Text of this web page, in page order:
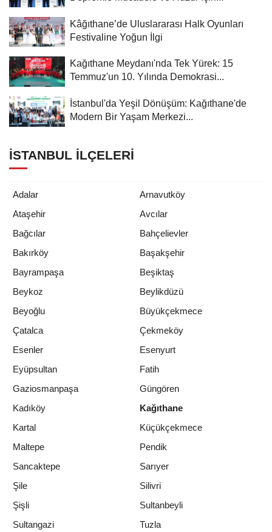
Kâğıthane’de Uluslararası Halk Oyunları
Festivaline Yoğun İlgi
Kağıthane Meydanı'nda Tek Yürek: 15
Temmuz'un 10. Yılında Demokrasi...
İstanbul'da Yeşil Dönüşüm: Kağıthane'de
Modern Bir Yaşam Merkezi...
İSTANBUL İLÇELERI
Adalar
Arnavutköy
Ataşehir
Avcılar
Bağcılar
Bahçelievler
Bakırköy
Başakşehir
Bayrampaşa
Beşiktaş
Beykoz
Beylikdüzü
Beyoğlu
Büyükçekmece
Çatalca
Çekmeköy
Esenler
Esenyurt
Eyüpsultan
Fatih
Gaziosmanpaşa
Güngören
Kadıköy
Kağıthane
Kartal
Küçükçekmece
Maltepe
Pendik
Sancaktepe
Sarıyer
Şile
Silivri
Şişli
Sultanbeyli
Sultangazi
Tuzla